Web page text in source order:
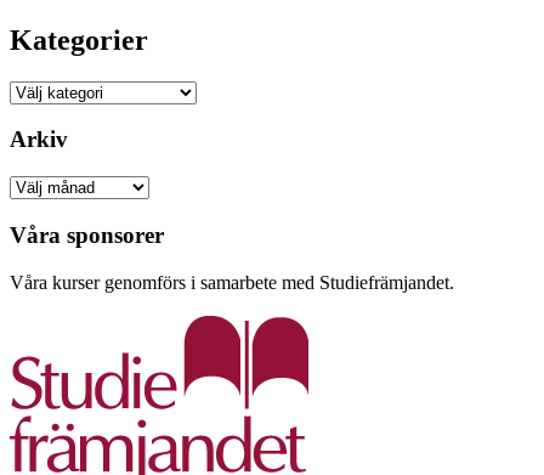
Kategorier
Kategorier
Arkiv
Arkiv
Våra sponsorer
Våra kurser genomförs i samarbete med Studiefrämjandet.